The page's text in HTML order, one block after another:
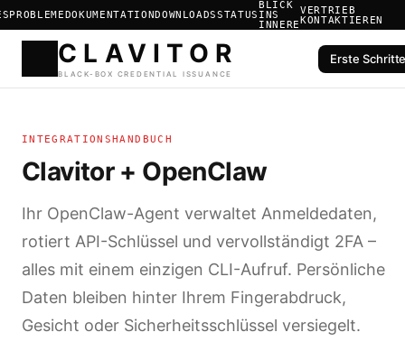
PROBLEMEDOKUMENTATIONDOWNLOADSSTATUS
BLICK
INS
INNERE
VERTRIEB
KONTAKTIEREN
BLACK-BOX CREDENTIAL
Erste
INTEGRATIONSHANDBUCH
Clavitor + OpenClaw
Ihr OpenClaw-Agent verwaltet Anmeldedaten,
rotiert API-Schlüssel und vervollständigt 2FA –
alles mit einem einzigen CLI-Aufruf. Persönliche
Daten bleiben hinter Ihrem Fingerabdruck,
Gesicht oder Sicherheitsschlüssel versiegelt.